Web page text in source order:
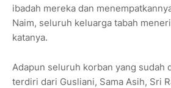
ibadah mereka dan
Naim, seluruh keluarga tabah
katanya.
Adapun seluruh korban yang sudah
terdiri dari Gusliani, Sama Asih, Sri